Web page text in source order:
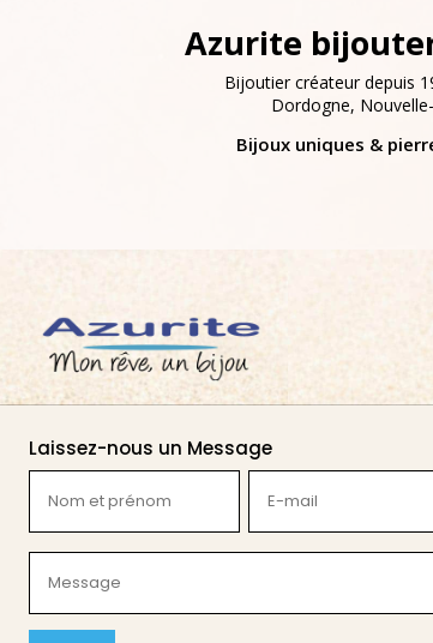
Azurite
Bijoutier créateur depuis
Dordogne,
Bijoux uniques &
Laissez-nous un Message
et
prénom
mail
(Nécessaire)
(Nécessaire)